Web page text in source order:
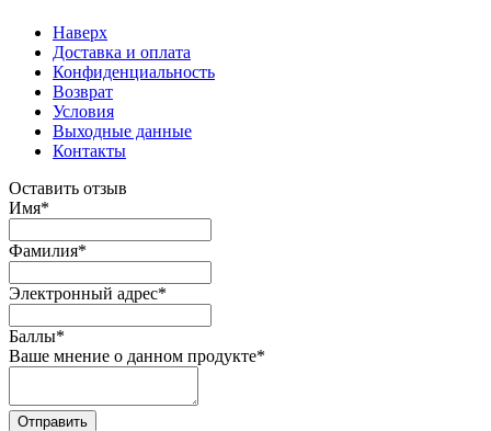
Наверх
Доставка и оплата
Конфиденциальность
Возврат
Условия
Выходные данные
Контакты
Оставить отзыв
Имя*
Фамилия*
Электронный адрес*
Баллы*
Ваше мнение о данном продукте*
Отправить